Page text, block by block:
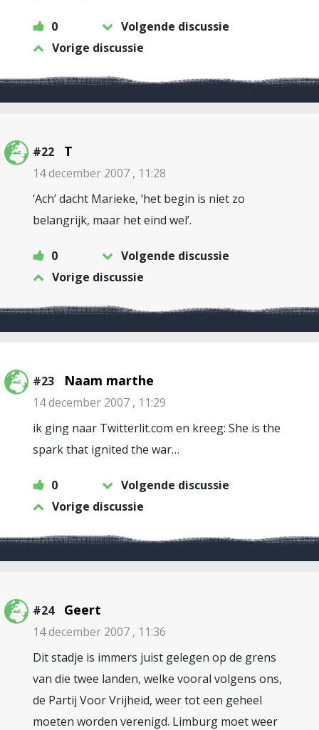
0
Volgende discussie
Vorige discussie
#22 T
14 december 2007 , 11:28
‘Ach’ dacht Marieke, ‘het begin is niet zo
belangrijk, maar het eind wel’.
0
Volgende discussie
Vorige discussie
#23 Naam marthe
14 december 2007 , 11:29
ik ging naar Twitterlit.com en kreeg: She is the
spark that ignited the war…
0
Volgende discussie
Vorige discussie
#24 Geert
14 december 2007 , 11:36
Dit stadje is immers juist gelegen op de grens
van die twee landen, welke vooral volgens ons,
de Partij Voor Vrijheid, weer tot een geheel
moeten worden verenigd. Limburg moet weer